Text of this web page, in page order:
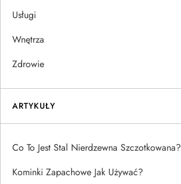
Usługi
Wnętrza
Zdrowie
ARTYKUŁY
Co To Jest Stal Nierdzewna Szczotkowana?
Kominki Zapachowe Jak Używać?